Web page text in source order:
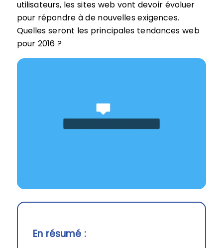
utilisateurs, les sites web vont devoir évoluer
pour répondre à de nouvelles exigences.
Quelles seront les principales tendances web
pour 2016 ?
En résumé :